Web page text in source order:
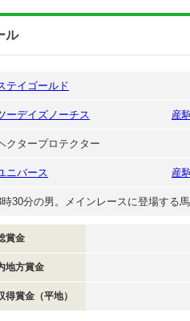
ル
テイゴールド
ーデイズノーチス 産
クタープロテクター
ニバース 産
時30分の男。メインレースに登場する
賞金
地方賞金
得賞金（平地）